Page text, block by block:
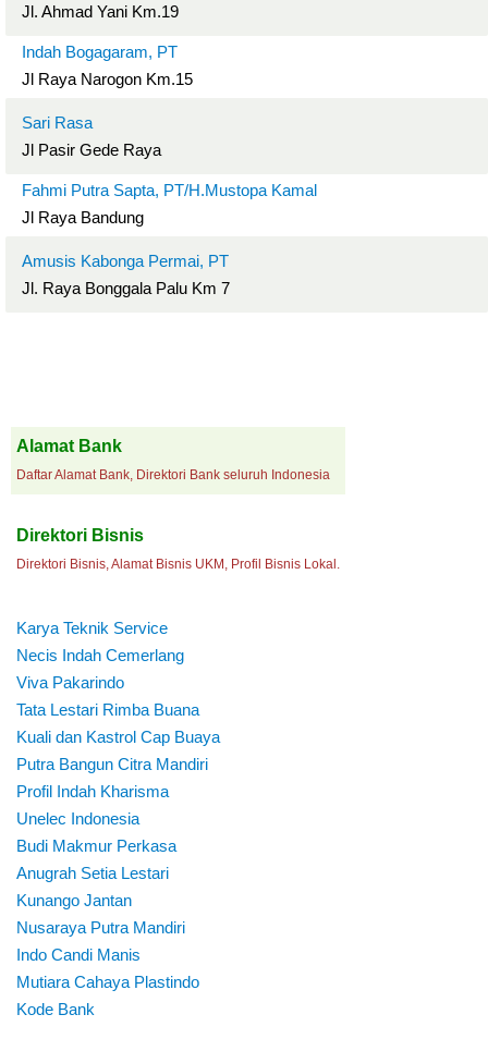
Jl. Ahmad Yani Km.19
Indah Bogagaram, PT
Jl Raya Narogon Km.15
Sari Rasa
Jl Pasir Gede Raya
Fahmi Putra Sapta, PT/H.Mustopa Kamal
Jl Raya Bandung
Amusis Kabonga Permai, PT
Jl. Raya Bonggala Palu Km 7
Alamat Bank
Daftar Alamat Bank, Direktori Bank seluruh Indonesia
Direktori Bisnis
Direktori Bisnis, Alamat Bisnis UKM, Profil Bisnis Lokal.
Karya Teknik Service
Necis Indah Cemerlang
Viva Pakarindo
Tata Lestari Rimba Buana
Kuali dan Kastrol Cap Buaya
Putra Bangun Citra Mandiri
Profil Indah Kharisma
Unelec Indonesia
Budi Makmur Perkasa
Anugrah Setia Lestari
Kunango Jantan
Nusaraya Putra Mandiri
Indo Candi Manis
Mutiara Cahaya Plastindo
Kode Bank